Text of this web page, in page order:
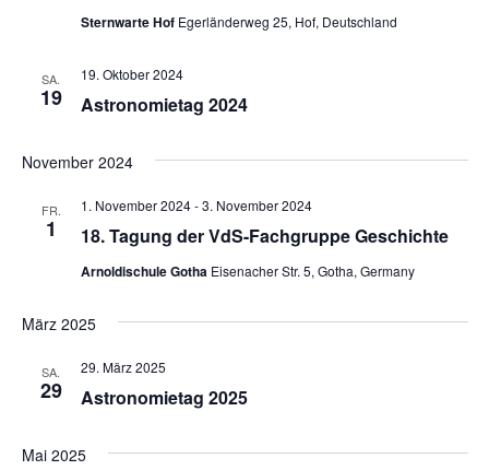
Sternwarte Hof Egerländerweg 25, Hof, Deutschland
SA.
19 Astronomietag 2024
19. Oktober 2024
November 2024
FR.
1 18. Tagung der VdS-Fachgruppe Geschichte
1. November 2024-3. November 2024
Arnoldischule Gotha Eisenacher Str. 5, Gotha, Germany
März 2025
SA.
29 Astronomietag 2025
29. März 2025
Mai 2025